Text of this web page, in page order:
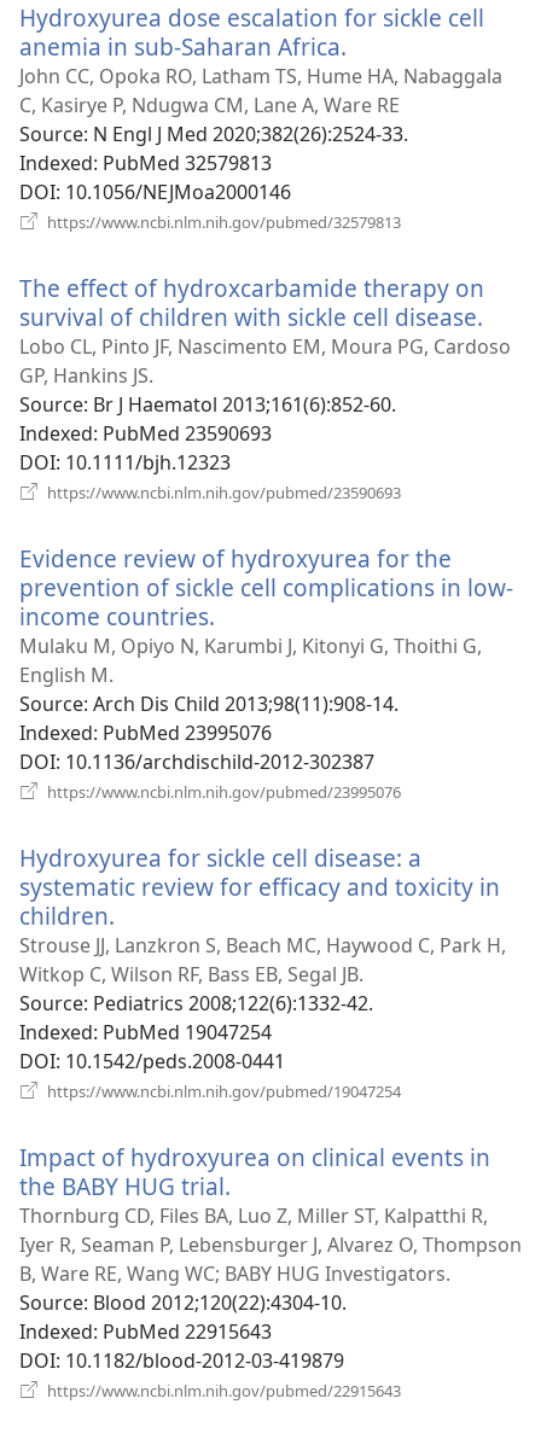
вікні)
Hydroxyurea dose escalation for sickle cell
anemia in sub-Saharan Africa.
у
новому
вікні)
John CC, Opoka RO, Latham TS, Hume HA, Nabaggala
C, Kasirye P, Ndugwa CM, Lane A, Ware RE
Source‎: N Engl J Med 2020;382(26):2524-33.
Indexed‎: PubMed 32579813
DOI‎: 10.1056/NEJMoa2000146
https://www.ncbi.nlm.nih.gov/pubmed/32579813
вікні)
The effect of hydroxcarbamide therapy on
survival of children with sickle cell disease.
у
Lobo CL, Pinto JF, Nascimento EM, Moura PG, Cardoso
GP, Hankins JS.
Source‎: Br J Haematol 2013;161(6):852-60.
Indexed‎: PubMed 23590693
DOI‎: 10.1111/bjh.12323
https://www.ncbi.nlm.nih.gov/pubmed/23590693
вікні)
Evidence review of hydroxyurea for the
prevention of sickle cell complications in low-
income countries.
у
вікні)
Mulaku M, Opiyo N, Karumbi J, Kitonyi G, Thoithi G,
English M.
Source‎: Arch Dis Child 2013;98(11):908-14.
Indexed‎: PubMed 23995076
DOI‎: 10.1136/archdischild-2012-302387
https://www.ncbi.nlm.nih.gov/pubmed/23995076
вікні)
Hydroxyurea for sickle cell disease: a
systematic review for efficacy and toxicity in
children.
у
новому
вікні)
Strouse JJ, Lanzkron S, Beach MC, Haywood C, Park H,
Witkop C, Wilson RF, Bass EB, Segal JB.
Source‎: Pediatrics 2008;122(6):1332-42.
Indexed‎: PubMed 19047254
DOI‎: 10.1542/peds.2008-0441
https://www.ncbi.nlm.nih.gov/pubmed/19047254
вікні)
Impact of hydroxyurea on clinical events in
the BABY HUG trial.
у
новому
вікні)
Thornburg CD, Files BA, Luo Z, Miller ST, Kalpatthi R,
Iyer R, Seaman P, Lebensburger J, Alvarez O, Thompson
B, Ware RE, Wang WC; BABY HUG Investigators.
Source‎: Blood 2012;120(22):4304-10.
Indexed‎: PubMed 22915643
DOI‎: 10.1182/blood-2012-03-419879
https://www.ncbi.nlm.nih.gov/pubmed/22915643